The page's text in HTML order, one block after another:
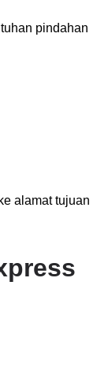
pindahan
alamat tujuan